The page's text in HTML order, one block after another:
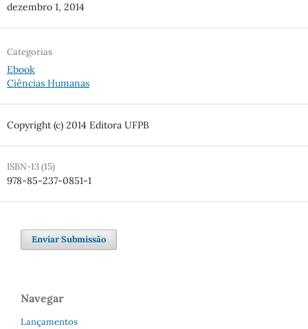
dezembro 1, 2014
Categorias
Ebook
Ciências Humanas
Copyright (c) 2014 Editora UFPB
ISBN-13 (15)
978-85-237-0851-1
Enviar Submissão
Navegar
Lançamentos